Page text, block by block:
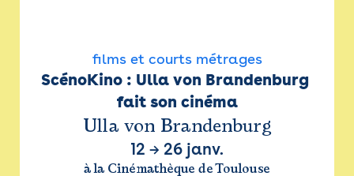
films et courts métrages
ScénoKino : Ulla von Brandenburg
fait son cinéma
Ulla von Brandenburg
12 → 26 janv.
à la Cinémathèque de Toulouse